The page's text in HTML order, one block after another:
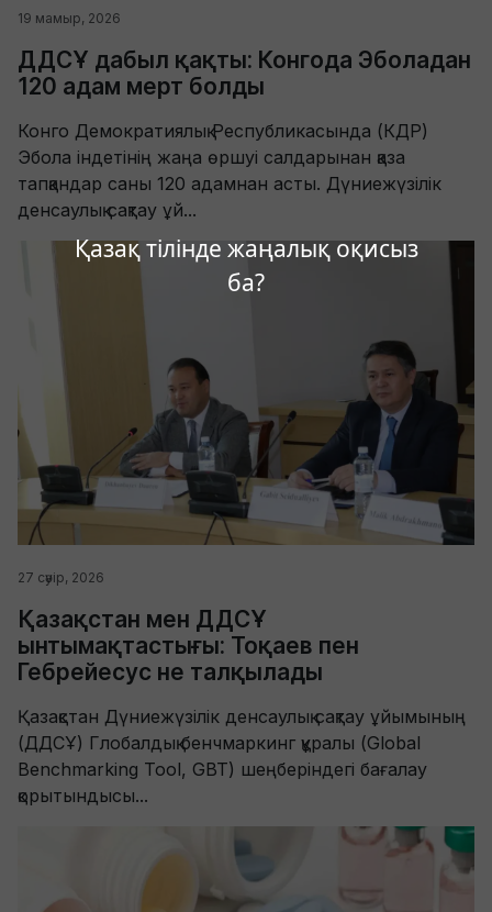
Қазақ тілінде жаңалық оқисыз
ба?
19 мамыр, 2026
ДДСҰ дабыл қақты: Конгода Эболадан
120 адам мерт болды
Конго Демократиялық Республикасында (КДР)
Эбола індетінің жаңа өршуі салдарынан қаза
тапқандар саны 120 адамнан асты. Дүниежүзілік
денсаулық сақтау ұй...
27 сәуір, 2026
Қазақстан мен ДДСҰ
ынтымақтастығы: Тоқаев пен
Гебрейесус не талқылады
Қазақстан Дүниежүзілік денсаулық сақтау ұйымының
(ДДCҰ) Глобалдық бенчмаркинг құралы (Global
Benchmarking Tool, GBT) шеңберіндегі бағалау
қорытындысы...